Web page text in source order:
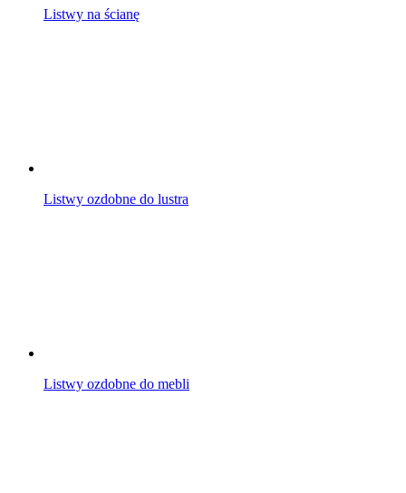
Listwy na ścianę
Listwy ozdobne do lustra
Listwy ozdobne do mebli